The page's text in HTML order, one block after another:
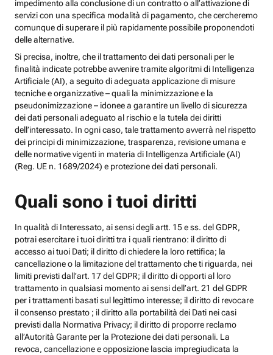
impedimento alla conclusione di un contratto o all’attivazione di
servizi con una specifica modalità di pagamento, che cercheremo
comunque di superare il più rapidamente possibile proponendoti
delle alternative.
Si precisa, inoltre, che il trattamento dei dati personali per le
finalità indicate potrebbe avvenire tramite algoritmi di Intelligenza
Artificiale (AI), a seguito di adeguata applicazione di misure
tecniche e organizzative – quali la minimizzazione e la
pseudonimizzazione – idonee a garantire un livello di sicurezza
dei dati personali adeguato al rischio e la tutela dei diritti
dell’interessato. In ogni caso, tale trattamento avverrà nel rispetto
dei principi di minimizzazione, trasparenza, revisione umana e
delle normative vigenti in materia di Intelligenza Artificiale (AI)
(Reg. UE n. 1689/2024) e protezione dei dati personali.
Quali sono i tuoi diritti
In qualità di Interessato, ai sensi degli artt. 15 e ss. del GDPR,
potrai esercitare i tuoi diritti tra i quali rientrano: il diritto di
accesso ai tuoi Dati; il diritto di chiedere la loro rettifica; la
cancellazione o la limitazione del trattamento che ti riguarda, nei
limiti previsti dall’art. 17 del GDPR; il diritto di opporti al loro
trattamento in qualsiasi momento ai sensi dell’art. 21 del GDPR
per i trattamenti basati sul legittimo interesse; il diritto di revocare
il consenso prestato ; il diritto alla portabilità dei Dati nei casi
previsti dalla Normativa Privacy; il diritto di proporre reclamo
all’Autorità Garante per la Protezione dei dati personali. La
revoca, cancellazione e opposizione lascia impregiudicata la